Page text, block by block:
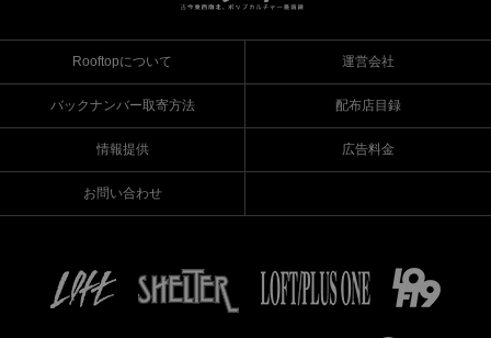
Rooftopについて 運営会社
バックナンバー取寄方法 配布店目録
情報提供 広告料金
お問い合わせ